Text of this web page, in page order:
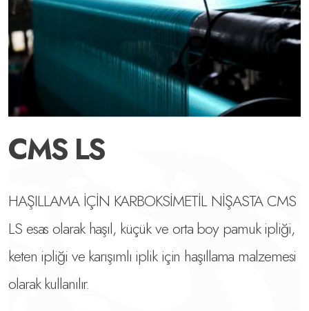
CMS LS
HAŞILLAMA İÇİN KARBOKSİMETİL NİŞASTA CMS
LS esas olarak haşıl, küçük ve orta boy pamuk ipliği,
keten ipliği ve karışımlı iplik için haşıllama malzemesi
olarak kullanılır.